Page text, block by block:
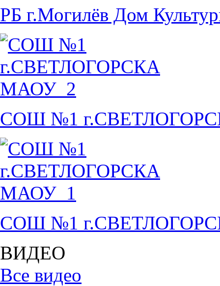
РБ г.Могилёв Дом
СОШ №1
СОШ №1
ВИДЕО
Все видео